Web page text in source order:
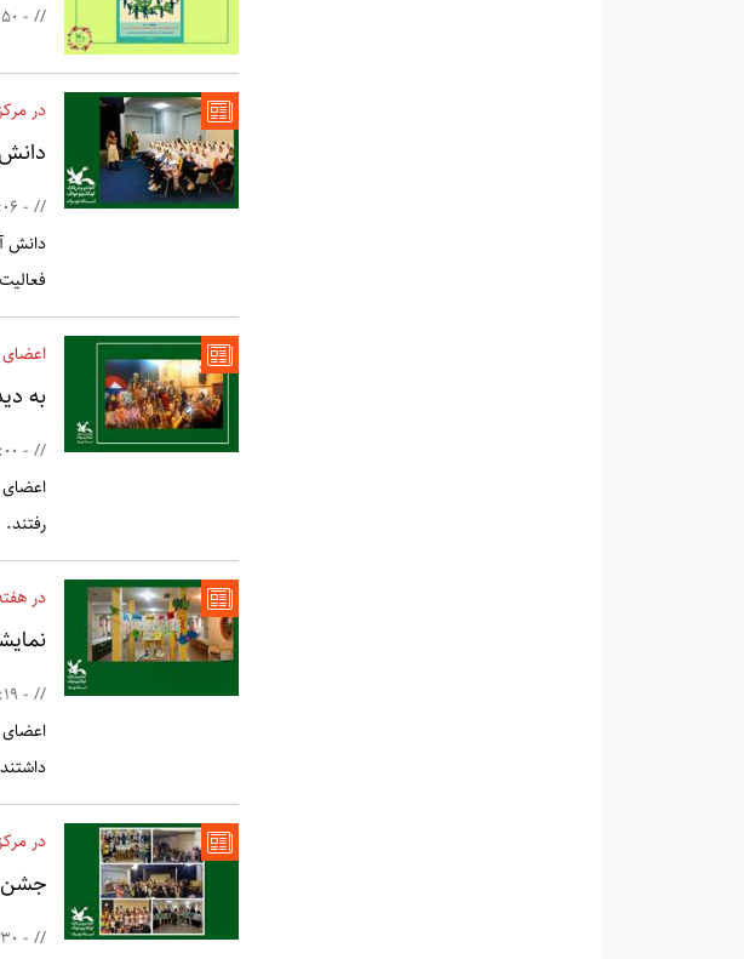
// - 08:50
در مرکز شماره
// - 15:06
اعضای
به
// - 08:00
رفتند.
در
// - 12:19
در
جشن
// - 09:30